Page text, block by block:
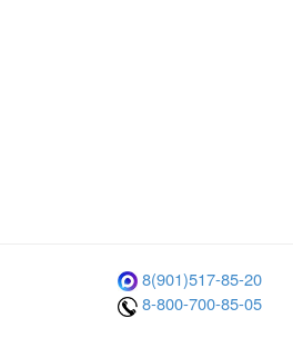
8(901)517-85-20
8-800-700-85-05